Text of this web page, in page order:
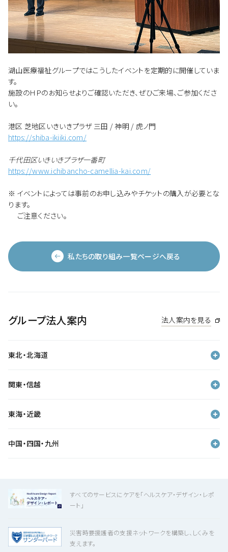
湖山医療福祉グループではこうしたイベントを定期的に開催していま
す。
施設のＨＰのお知らせよりご確認いただき、ぜひご来場、ご参加くださ
い。
港区 芝地区いきいきプラザ 三田 / 神明 / 虎ノ門
https://shiba-ikiiki.com/
千代田区いきいきプラザ一番町
https://www.ichibancho-camellia-kai.com/
※ イベントによっては事前のお申し込みやチケットの購入が必要とな
ります。
ご注意ください。
私たちの取り組み一覧ページへ戻る
グループ法人案内 法人案内を見る
東北・北海道
関東・信越
東海・近畿
中国・四国・九州
すべてのサービスにケアを「ヘルスケア・デザイン・レポ
ート」
災害時要援護者の支援ネットワークを構築し、しくみを
支えます。